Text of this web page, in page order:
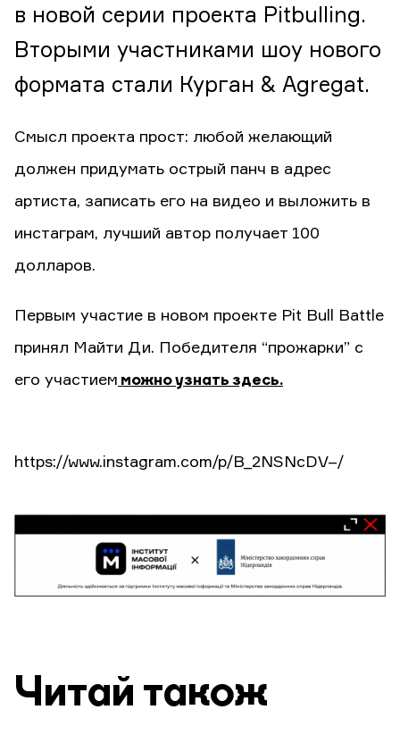
в новой серии проекта Pitbulling.
Вторыми участниками шоу нового
формата стали Курган & Agregat.
Смысл проекта прост: любой желающий
должен придумать острый панч в адрес
артиста, записать его на видео и выложить в
инстаграм, лучший автор получает 100
долларов.
Первым участие в новом проекте Pit Bull Battle
принял Майти Ди. Победителя “прожарки” с
его участием можно узнать здесь.
https://www.instagram.com/p/B_2NSNcDV–/
Читай також